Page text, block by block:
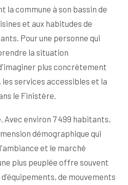
commune à son bassin de
et aux habitudes de
Pour une personne qui
la situation
plus concrètement
services accessibles et la
le Finistère.
Avec environ 7 499 habitants,
démographique qui
et le marché
plus peuplée offre souvent
de mouvements